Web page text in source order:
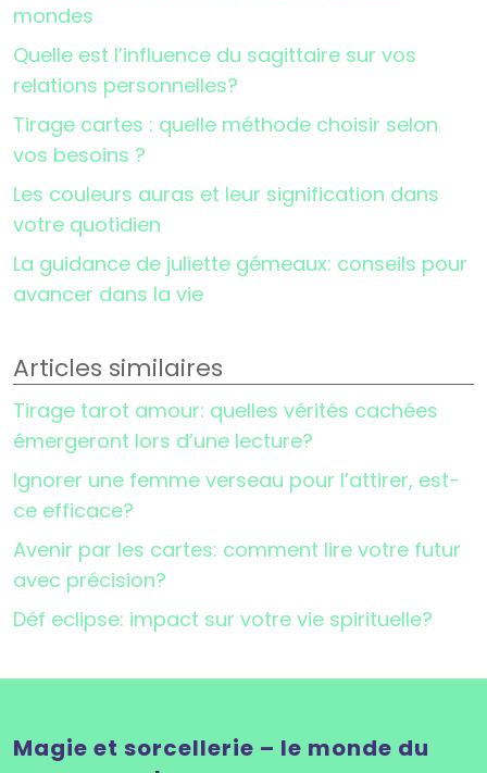
mondes
Quelle est l’influence du sagittaire sur vos
relations personnelles?
Tirage cartes : quelle méthode choisir selon
vos besoins ?
Les couleurs auras et leur signification dans
votre quotidien
La guidance de juliette gémeaux: conseils pour
avancer dans la vie
Articles similaires
Tirage tarot amour: quelles vérités cachées
émergeront lors d’une lecture?
Ignorer une femme verseau pour l’attirer, est-
ce efficace?
Avenir par les cartes: comment lire votre futur
avec précision?
Déf eclipse: impact sur votre vie spirituelle?
Magie et sorcellerie – le monde du